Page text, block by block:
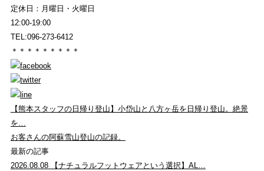
定休日：月曜日・火曜日
12:00-19:00
TEL:096-273-6412
＊＊＊＊＊＊＊＊＊
【熊本スタッフの日帰り登山】小岱山と八方ヶ岳を日帰り登山。絶景
を…
お客さんの阿蘇雪山登山の記録。
最新の記事
2026.08.08
【ナチュラルフットウェアという選択】AL…